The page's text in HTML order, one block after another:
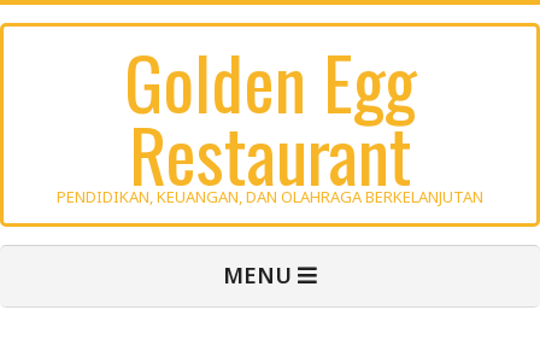
Skip
Golden Egg
Restaurant
PENDIDIKAN, KEUANGAN, DAN OLAHRAGA BERKELANJUTAN
MENU